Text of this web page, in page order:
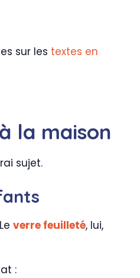
sur les textes en
la maison
sujet.
verre feuilleté, lui,
: